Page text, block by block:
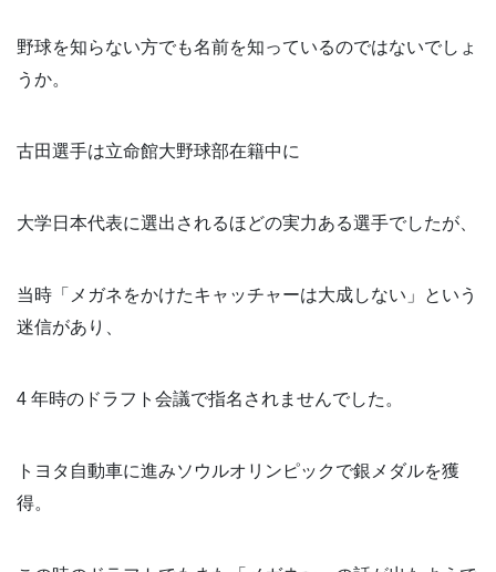
野球を知らない方でも名前を知っているのではないでしょ
うか。
古田選手は立命館大野球部在籍中に
大学日本代表に選出されるほどの実力ある選手でしたが、
当時「メガネをかけたキャッチャーは大成しない」という
迷信があり、
4 年時のドラフト会議で指名されませんでした。
トヨタ自動車に進みソウルオリンピックで銀メダルを獲
得。